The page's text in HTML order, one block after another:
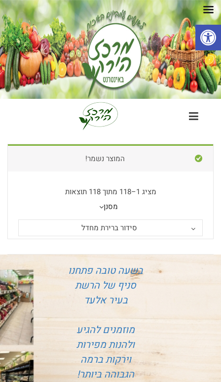
פתח סרגל נגישות
המוצר נשמר!
מציג 1–118 מתוך 118 תוצאות
מסנן
סידור ברירת מחדל
בשעה טובה פתחנו
סניף של הרשת
בעיר אלעד
מוזמנים להגיע
ולהנות מפירות
וירקות ברמה
הגבוהה ביותר!